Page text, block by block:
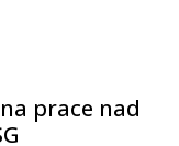
prace nad